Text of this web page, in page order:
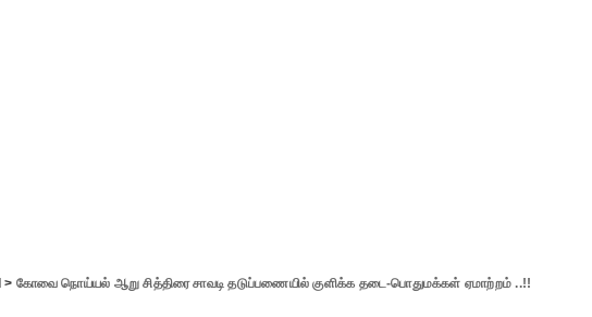
> கோவை நொய்யல் ஆறு சித்திரை சாவடி தடுப்பணையில் குளிக்க தடை-பொதுமக்கள் ஏமாற்றம் ..!!